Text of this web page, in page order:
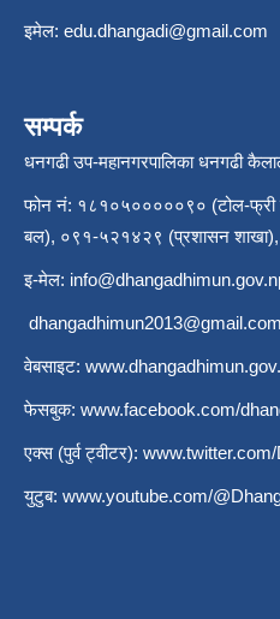
इमेल: edu.dhangadi@gmail.com
सम्पर्क
धनगढी उप-महानगरपालिका धनगढी
फोन नं: १८१०५०००००९० (टोल-
बल), ०९१-५२१४२९ (प्रशासन
इ-मेल:
dhangadhimun2013@gmail.com
वेबसाइट:
फेसबुक: www.facebook.com/
एक्स (पुर्व ट्वीटर):
युटुब: www.youtube.com/